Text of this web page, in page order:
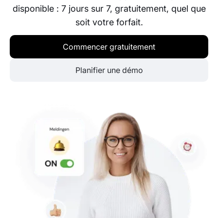
disponible : 7 jours sur 7, gratuitement, quel que
soit votre forfait.
Commencer gratuitement
Planifier une démo